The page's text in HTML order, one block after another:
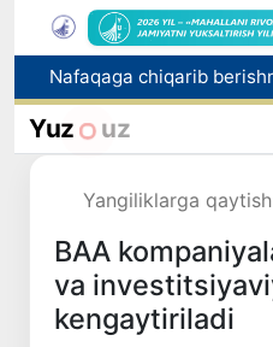
Yuz uz
Yangiliklarga qaytish
BAA
va
kengaytiriladi